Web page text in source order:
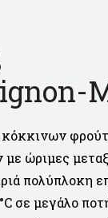
ώριμες
πολύπλοκη
σε μεγάλο